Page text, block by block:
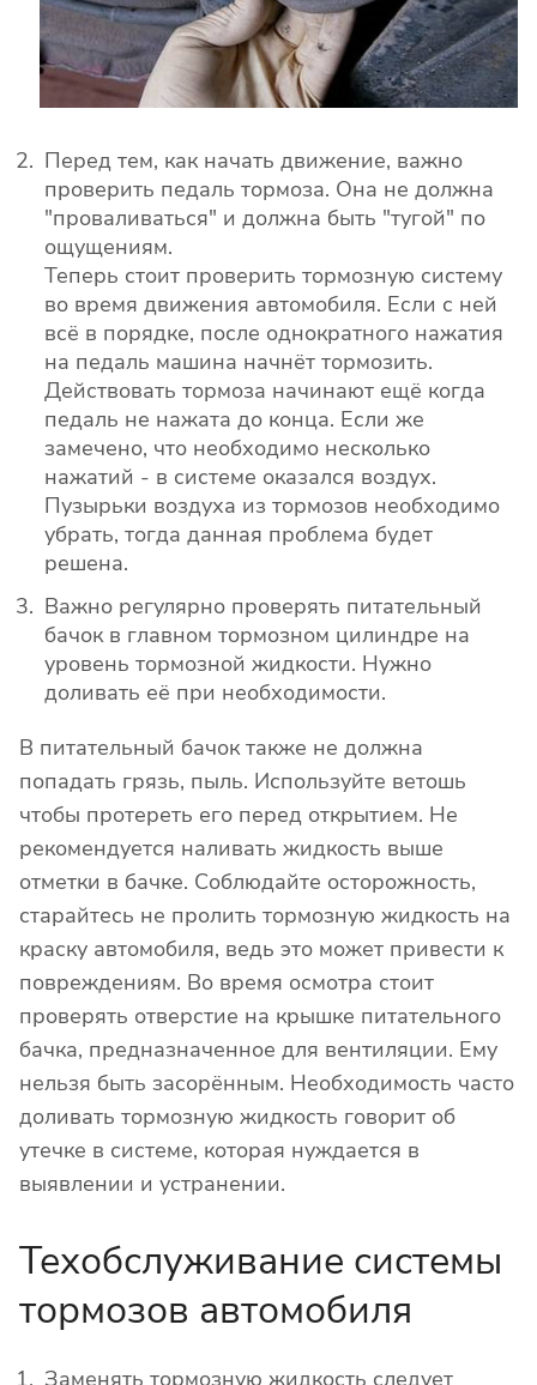
Перед тем, как начать движение, важно
проверить педаль тормоза. Она не должна
"проваливаться" и должна быть "тугой" по
ощущениям.
Теперь стоит проверить тормозную систему
во время движения автомобиля. Если с ней
всё в порядке, после однократного нажатия
на педаль машина начнёт тормозить.
Действовать тормоза начинают ещё когда
педаль не нажата до конца. Если же
замечено, что необходимо несколько
нажатий - в системе оказался воздух.
Пузырьки воздуха из тормозов необходимо
убрать, тогда данная проблема будет
решена.
Важно регулярно проверять питательный
бачок в главном тормозном цилиндре на
уровень тормозной жидкости. Нужно
доливать её при необходимости.
В питательный бачок также не должна
попадать грязь, пыль. Используйте ветошь
чтобы протереть его перед открытием. Не
рекомендуется наливать жидкость выше
отметки в бачке. Соблюдайте осторожность,
старайтесь не пролить тормозную жидкость на
краску автомобиля, ведь это может привести к
повреждениям. Во время осмотра стоит
проверять отверстие на крышке питательного
бачка, предназначенное для вентиляции. Ему
нельзя быть засорённым. Необходимость часто
доливать тормозную жидкость говорит об
утечке в системе, которая нуждается в
выявлении и устранении.
Техобслуживание системы
тормозов автомобиля
Заменять тормозную жидкость следует